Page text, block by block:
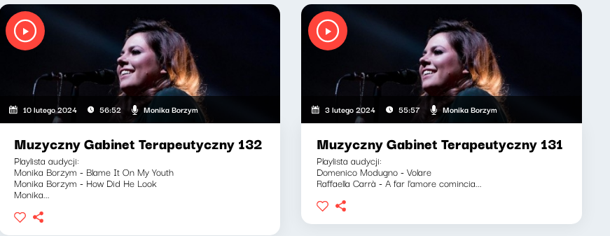
10 lutego 2024 56:52 Monika Borzym
Muzyczny Gabinet Terapeutyczny 132
Playlista audycji:
Monika Borzym - Blame It On My Youth
Monika Borzym - How Did He Look
Monika...
3 lutego 2024 55:57 Monika Borzym
Muzyczny Gabinet Terapeutyczny 131
Playlista audycji:
Domenico Modugno - Volare
Raffaella Carrà - A far l'amore comincia...